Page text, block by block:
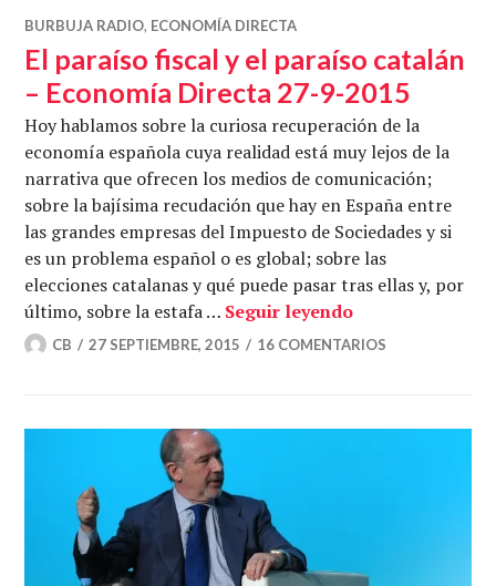
BURBUJA RADIO, ECONOMÍA DIRECTA
El paraíso fiscal y el paraíso catalán
– Economía Directa 27-9-2015
Hoy hablamos sobre la curiosa recuperación de la
economía española cuya realidad está muy lejos de la
narrativa que ofrecen los medios de comunicación;
sobre la bajísima recudación que hay en España entre
las grandes empresas del Impuesto de Sociedades y si
es un problema español o es global; sobre las
elecciones catalanas y qué puede pasar tras ellas y, por
último, sobre la estafa … Seguir leyendoEl paraíso fiscal
CB 27 SEPTIEMBRE, 2015 16 COMENTARIOS